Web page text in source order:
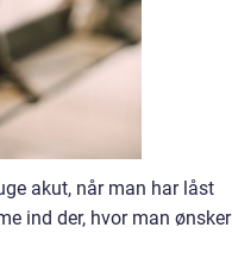
akut, når man har låst
ind der, hvor man ønsker